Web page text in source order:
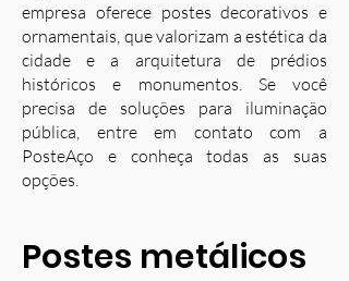
empresa oferece postes decorativos e
ornamentais, que valorizam a estética da
cidade e a arquitetura de prédios
históricos e monumentos. Se você
precisa de soluções para iluminação
pública, entre em contato com a
PosteAço e conheça todas as suas
opções.
Postes metálicos